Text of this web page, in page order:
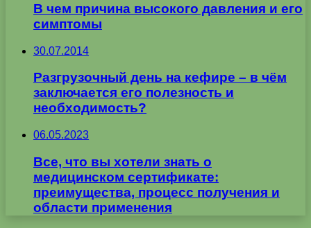
В чем причина высокого давления и его
симптомы
30.07.2014
Разгрузочный день на кефире – в чём
заключается его полезность и
необходимость?
06.05.2023
Все, что вы хотели знать о
медицинском сертификате:
преимущества, процесс получения и
области применения